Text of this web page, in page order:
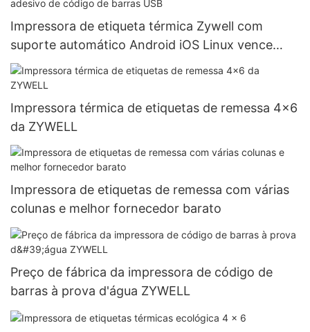
Impressora de etiqueta térmica Zywell com
suporte automático Android iOS Linux vence
ZY3310 polegadas de adesivo de código de
barras USB
Impressora térmica de etiquetas de remessa 4x6
da ZYWELL
Impressora de etiquetas de remessa com várias
colunas e melhor fornecedor barato
Preço de fábrica da impressora de código de
barras à prova d'água ZYWELL